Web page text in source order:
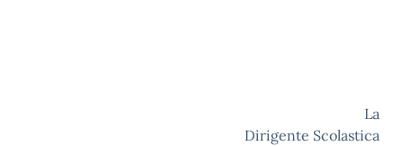
La
Dirigente Scolastica